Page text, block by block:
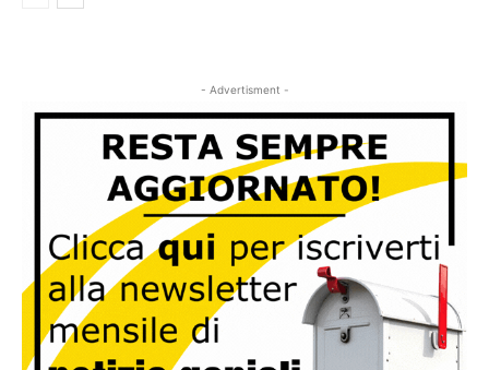
- Advertisment -